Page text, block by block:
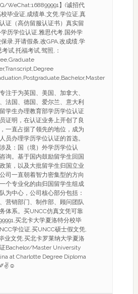
WeChat:168899991】(诚招代
毕业证,成绩单,文凭,学位证,真
证（高仿留服认证书）真实留
历学位认证,雅思代考,国外学
录,开请假条,改GPA,改成绩,学
试,托福考试,驾照,：
注于为英国、美国、加拿大、
法国、德国、爱尔兰、意大利
学生办理教育部学历学位认证
证明，在认证业务上开创了良
一直占据了领先的地位，成为
员办理学历学位认证的首选。
及：国（境）外学历学位认
询。基于国内鼓励留学生回国
策，以及大批留学生归国立业
司一直朝着智力密集型的方向
个专业化的由归国留学生组成
为中心，公司核心部分包括：
营销部门、制作部、顾问团队
体系。买UNCC仿真文凭可靠
买北卡大学夏洛特分校毕
学位证,买UNCC硕士假文凭,
业文凭,买北卡罗莱纳大学夏洛
Bachelor/Master University
at Charlotte Degree Diploma